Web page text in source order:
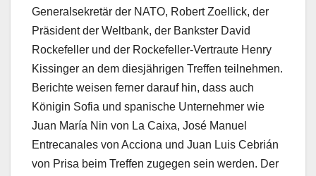
Generalsekretär der NATO, Robert Zoellick, der
Präsident der Weltbank, der Bankster David
Rockefeller und der Rockefeller-Vertraute Henry
Kissinger an dem diesjährigen Treffen teilnehmen.
Berichte weisen ferner darauf hin, dass auch
Königin Sofia und spanische Unternehmer wie
Juan María Nin von La Caixa, José Manuel
Entrecanales von Acciona und Juan Luis Cebrián
von Prisa beim Treffen zugegen sein werden. Der